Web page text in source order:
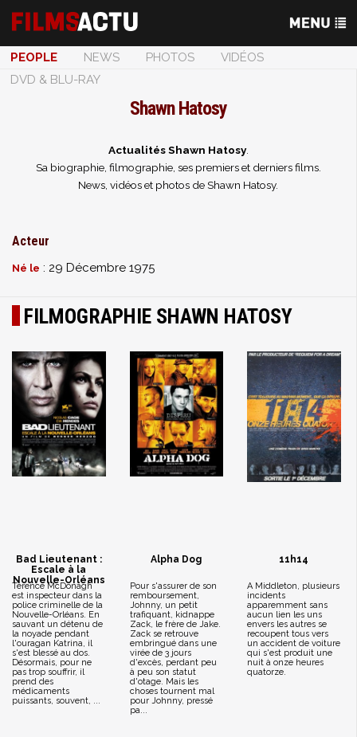
PEOPLE NEWS PHOTOS
VIDÉOS
DVD & BLU-RAY
Shawn Hatosy
Actualités Shawn Hatosy.
Sa biographie, filmographie, ses premiers et derniers films.
News, vidéos et photos de Shawn Hatosy.
Acteur
Né le : 29 Décembre 1975
FILMOGRAPHIE SHAWN HATOSY
Bad Lieutenant :
Escale à la
Nouvelle-Orléans
Terence McDonagh
est inspecteur dans la
police criminelle de la
Nouvelle-Orléans. En
sauvant un détenu de
la noyade pendant
l'ouragan Katrina, il
s'est blessé au dos.
Désormais, pour ne
pas trop souffrir, il
prend des
médicaments
puissants, souvent, ...
Alpha Dog
Pour s'assurer de son
remboursement,
Johnny, un petit
trafiquant, kidnappe
Zack, le frère de Jake.
Zack se retrouve
embringué dans une
virée de 3 jours
d'excès, perdant peu
à peu son statut
d'otage. Mais les
choses tournent mal
pour Johnny, pressé
pa...
11h14
A Middleton, plusieurs
incidents
apparemment sans
aucun lien les uns
envers les autres se
recoupent tous vers
un accident de voiture
qui s'est produit une
nuit à onze heures
quatorze.